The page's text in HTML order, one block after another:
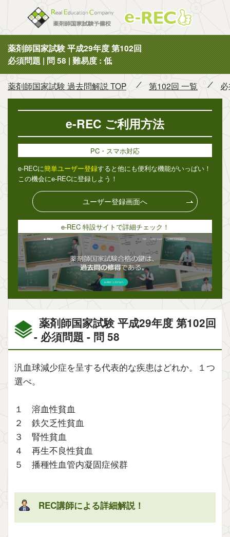
薬剤師国家試験 平成29年度 第102回
必須問題 | 問 58 | 難易度 : 低
薬剤師国家試験 過去問解説 TOP 第102回 一覧
薬剤師国家試験 平成29年度 第102回
- 必須問題 - 問 58
汎血球減少症を呈する代表的な疾患はどれか。１つ
選べ。
１ 溶血性貧血
２ 鉄欠乏性貧血
３ 腎性貧血
４ 再生不良性貧血
５ 播種性血管内凝固症候群
REC講師による詳細解説！
e-REC ご利用方法
PC・スマホ対応
e-RECに簡単ユーザー登録すると他にも便利な機能がいっぱい！
この機会にe-RECに登録しよう！
ユーザー登録画面へ
e-REC 特設サイトで詳細チェック！